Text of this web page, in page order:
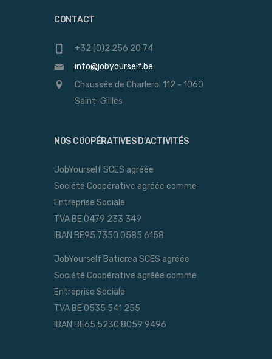
CONTACT
+32 (0)2 256 20 74
info@jobyourself.be
Chaussée de Charleroi 112 - 1060
Saint-Gillles
NOS COOPÉRATIVES D’ACTIVITÉS
JobYourself SCES agréée
Société Coopérative agréée comme
Entreprise Sociale
TVA BE 0479 233 349
IBAN BE95 7350 0585 6158
JobYourself Baticrea SCES agréée
Société Coopérative agréée comme
Entreprise Sociale
TVA BE 0535 541 255
IBAN BE65 5230 8059 9496